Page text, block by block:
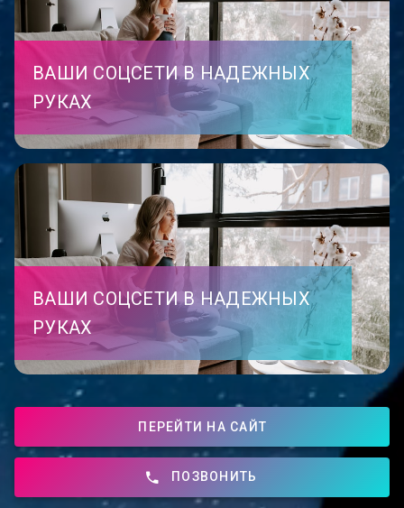
ВАШИ СОЦСЕТИ В НАДЕЖНЫХ
РУКАХ
ВАШИ СОЦСЕТИ В НАДЕЖНЫХ
РУКАХ
ПЕРЕЙТИ НА САЙТ
ПОЗВОНИТЬ